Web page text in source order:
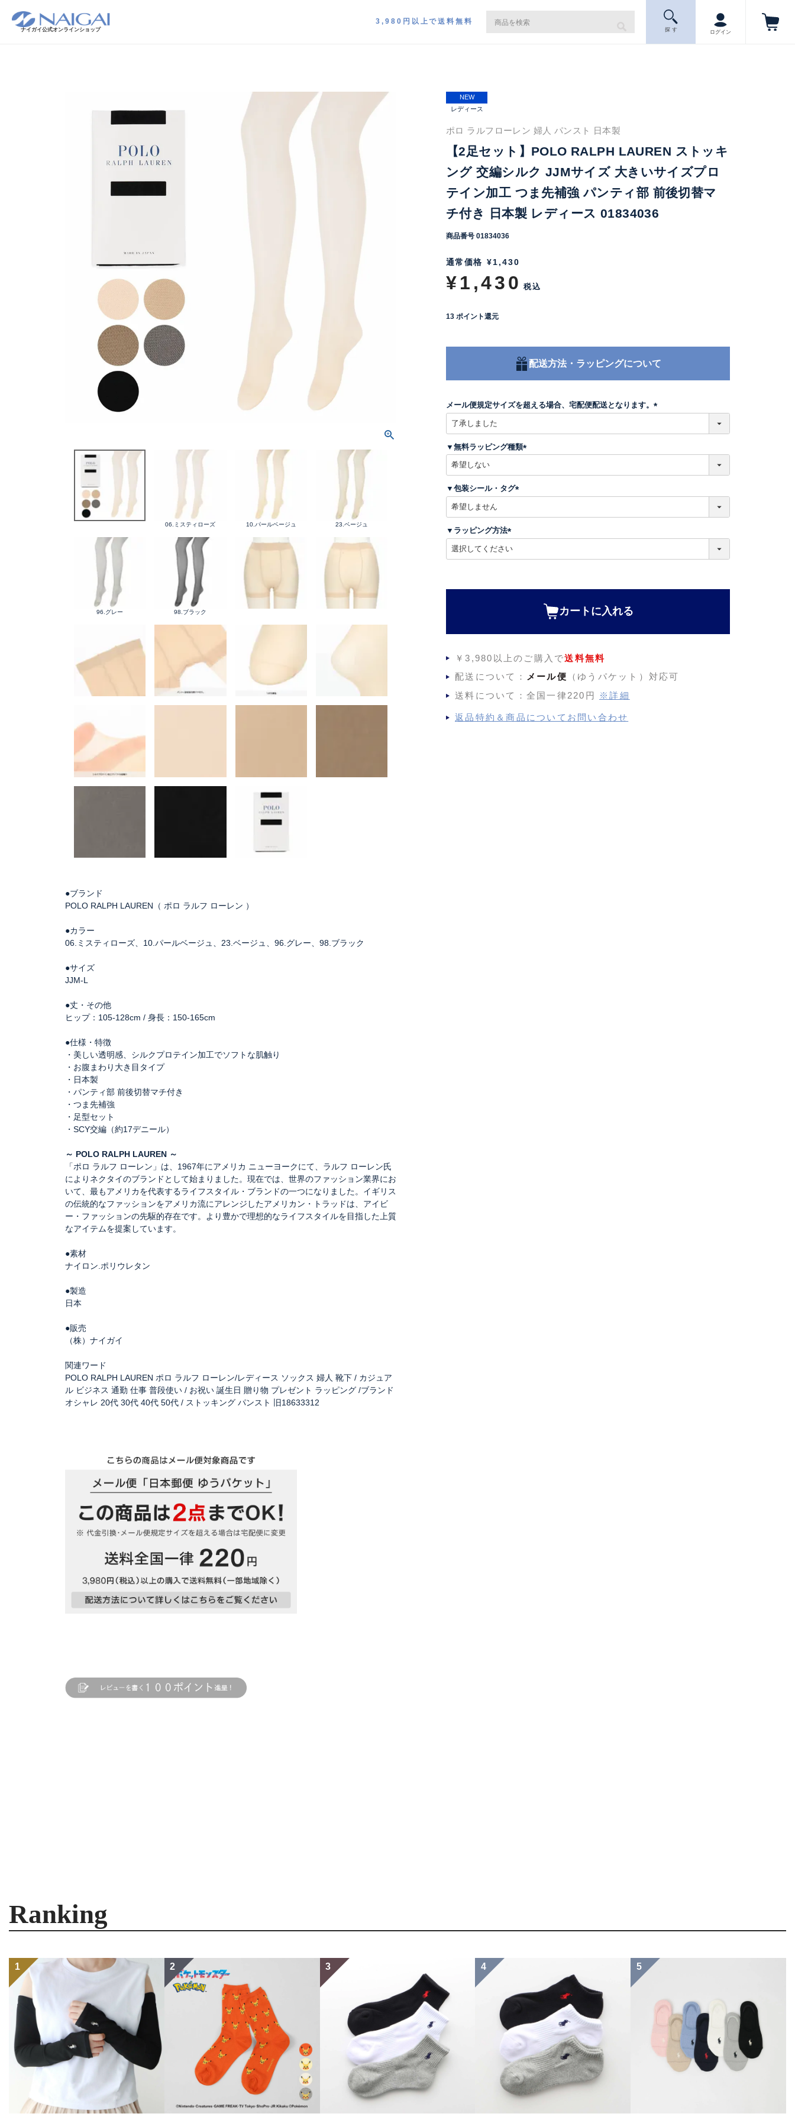
ナイガイ公式オンラインショップ
3,980円以上で送料無料
探 す ログイン
06.ミスティローズ 10.パールベージュ 23.ベージュ
96.グレー 98.ブラック
●ブランド
POLO RALPH LAUREN（ ポロ ラルフ ローレン ）
●カラー
06.ミスティローズ、10.パールベージュ、23.ベージュ、96.グレー、98.ブラック
●サイズ
JJM-L
●丈・その他
ヒップ：105-128cm / 身長：150-165cm
●仕様・特徴
・美しい透明感、シルクプロテイン加工でソフトな肌触り
・お腹まわり大き目タイプ
・日本製
・パンティ部 前後切替マチ付き
・つま先補強
・足型セット
・SCY交編（約17デニール）
～ POLO RALPH LAUREN ～
「ポロ ラルフ ローレン」は、1967年にアメリカ ニューヨークにて、ラルフ ローレン氏
によりネクタイのブランドとして始まりました。現在では、世界のファッション業界にお
いて、最もアメリカを代表するライフスタイル・ブランドの一つになりました。イギリス
の伝統的なファッションをアメリカ流にアレンジしたアメリカン・トラッドは、アイビ
ー・ファッションの先駆的存在です。より豊かで理想的なライフスタイルを目指した上質
なアイテムを提案しています。
●素材
ナイロン.ポリウレタン
●製造
日本
●販売
（株）ナイガイ
関連ワード
POLO RALPH LAUREN ポロ ラルフ ローレン/レディース ソックス 婦人 靴下 / カジュア
ル ビジネス 通勤 仕事 普段使い / お祝い 誕生日 贈り物 プレゼント ラッピング /ブランド
オシャレ 20代 30代 40代 50代 / ストッキング パンスト 旧18633312
NEW
レディース
ポロ ラルフローレン 婦人 パンスト 日本製
【2足セット】POLO RALPH LAUREN ストッキ
ング 交編シルク JJMサイズ 大きいサイズプロ
テイン加工 つま先補強 パンティ部 前後切替マ
チ付き 日本製 レディース 01834036
商品番号 01834036
通常価格 ¥1,430
¥1,430 税込
13 ポイント還元
配送方法・ラッピングについて
メール便規定サイズを超える場合、宅配便配送となります。
)
▼無料ラッピング種類
)
▼包装シール・タグ
)
▼ラッピング方法
カートに入れる
￥3,980以上のご購入で送料無料
配送について： メール便
（ゆうパケット）対応可
送料について：全国一律220円
※詳細
返品特約＆商品についてお問い合わせ
Ranking